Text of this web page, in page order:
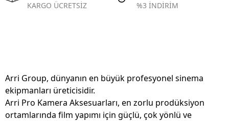
KARGO ÜCRETSİZ %3 İNDİRİM
Arri Group, dünyanın en büyük profesyonel sinema
ekipmanları üreticisidir.
Arri Pro Kamera Aksesuarları, en zorlu prodüksiyon
ortamlarında film yapımı için güçlü, çok yönlü ve